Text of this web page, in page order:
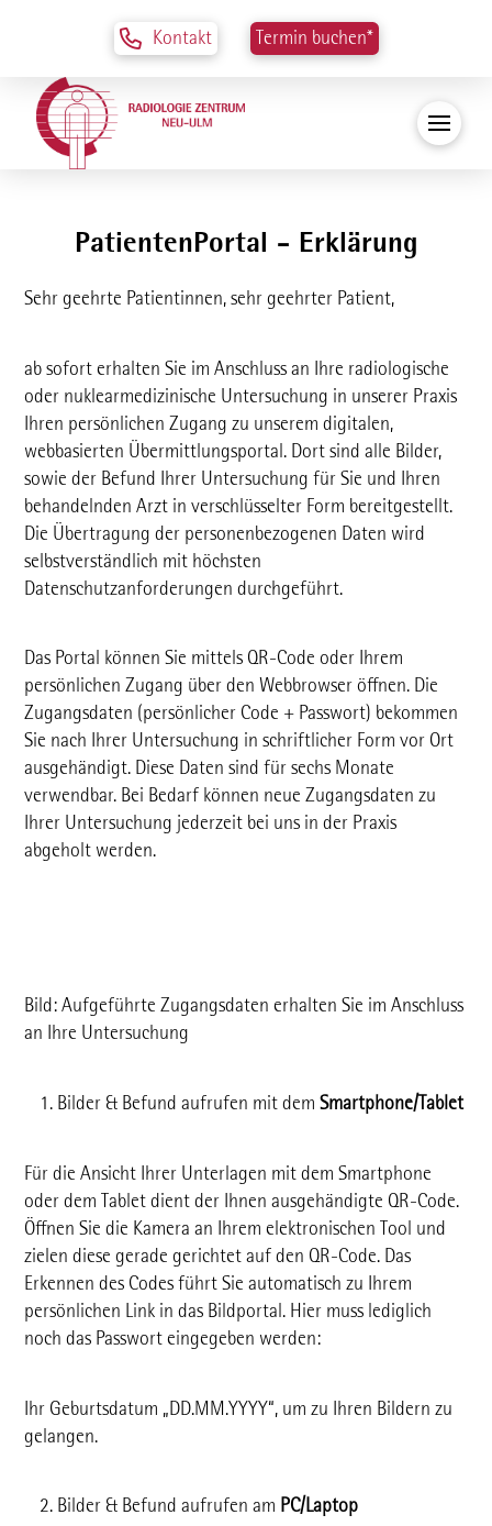
Kontakt Termin buchen*
PatientenPortal - Erklärung
Sehr geehrte Patientinnen, sehr geehrter Patient,
ab sofort erhalten Sie im Anschluss an Ihre radiologische
oder nuklearmedizinische Untersuchung in unserer Praxis
Ihren persönlichen Zugang zu unserem digitalen,
webbasierten Übermittlungsportal. Dort sind alle Bilder,
sowie der Befund Ihrer Untersuchung für Sie und Ihren
behandelnden Arzt in verschlüsselter Form bereitgestellt.
Die Übertragung der personenbezogenen Daten wird
selbstverständlich mit höchsten
Datenschutzanforderungen durchgeführt.
Das Portal können Sie mittels QR-Code oder Ihrem
persönlichen Zugang über den Webbrowser öffnen. Die
Zugangsdaten (persönlicher Code + Passwort) bekommen
Sie nach Ihrer Untersuchung in schriftlicher Form vor Ort
ausgehändigt. Diese Daten sind für sechs Monate
verwendbar. Bei Bedarf können neue Zugangsdaten zu
Ihrer Untersuchung jederzeit bei uns in der Praxis
abgeholt werden.
Bild: Aufgeführte Zugangsdaten erhalten Sie im Anschluss
an Ihre Untersuchung
Bilder & Befund aufrufen mit demSmartphone/Tablet
Für die Ansicht Ihrer Unterlagen mit dem Smartphone
oder dem Tablet dient der Ihnen ausgehändigte QR-Code.
Öffnen Sie die Kamera an Ihrem elektronischen Tool und
zielen diese gerade gerichtet auf den QR-Code. Das
Erkennen des Codes führt Sie automatisch zu Ihrem
persönlichen Link in das Bildportal. Hier muss lediglich
noch das Passwort eingegeben werden:
Ihr Geburtsdatum „DD.MM.YYYY“, um zu Ihren Bildern zu
gelangen.
Bilder & Befund aufrufen am PC/Laptop